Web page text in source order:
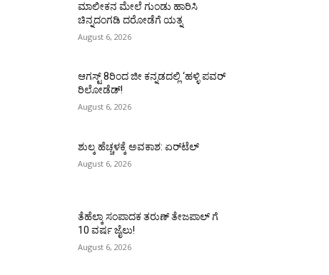
ಮಾಲೀಕನ ಮೇಲೆ ಗುಂಡು ಹಾರಿಸಿ
ಚಿನ್ನದಂಗಡಿ ದರೋಡೆಗೆ ಯತ್ನ
August 6, 2026
ಆಗಸ್ಟ್ 8ರಿಂದ ಜೀ ಕನ್ನಡದಲ್ಲಿ ‘ಹಳ್ಳಿ ಪವರ್
ರಿಲೋಡೆಡ್!
August 6, 2026
ಶುಲ್ಕ ಹೆಚ್ಚಳಕ್ಕೆ ಅವಕಾಶ: ಏರ್‌ಟೆಲ್
August 6, 2026
ತೆಹೆಲ್ಕಾ ಸಂಪಾದಕ ತರುಣ್ ತೇಜಪಾಲ್ ಗೆ
10 ವರ್ಷ ಜೈಲು!
August 6, 2026